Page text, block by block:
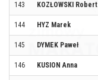
143 KOZŁOWSKI Robert
144 HYZ Marek
145 DYMEK Paweł
146 KUSION Anna